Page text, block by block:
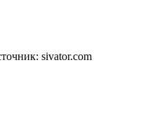
sivator.com